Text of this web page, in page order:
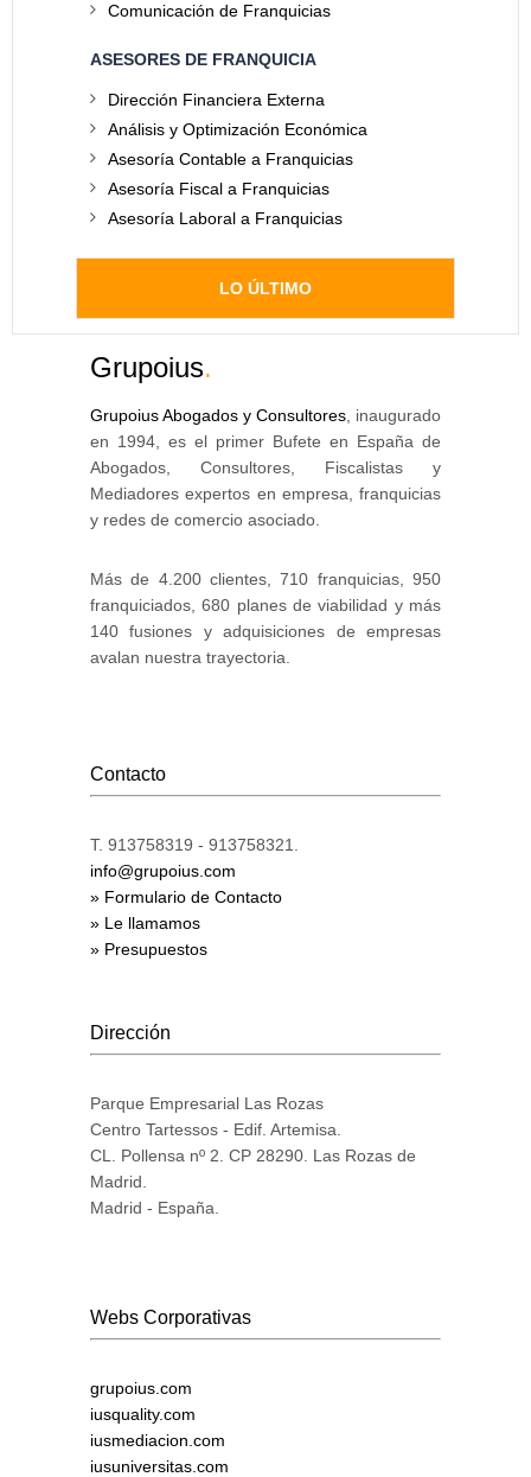
Comunicación de Franquicias
ASESORES DE FRANQUICIA
Dirección Financiera Externa
Análisis y Optimización Económica
Asesoría Contable a Franquicias
Asesoría Fiscal a Franquicias
Asesoría Laboral a Franquicias
LO ÚLTIMO
Grupoius.
Grupoius Abogados y Consultores , inaugurado
en 1994, es el primer Bufete en España de
Abogados, Consultores, Fiscalistas y
Mediadores expertos en empresa, franquicias
y redes de comercio asociado.
Más de 4.200 clientes, 710 franquicias, 950
franquiciados, 680 planes de viabilidad y más
140 fusiones y adquisiciones de empresas
avalan nuestra trayectoria.
Contacto
T. 913758319 - 913758321.
info@grupoius.com
» Formulario de Contacto
» Le llamamos
» Presupuestos
Dirección
Parque Empresarial Las Rozas
Centro Tartessos - Edif. Artemisa.
CL. Pollensa nº 2. CP 28290. Las Rozas de
Madrid.
Madrid - España.
Webs Corporativas
grupoius.com
iusquality.com
iusmediacion.com
iusuniversitas.com